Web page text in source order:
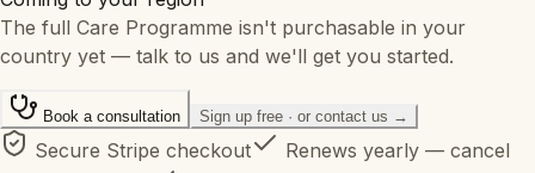
The full Care Programme isn't purchasable in your
country yet — talk to us and we'll get you started.
Book a consultation Sign up free · or contact us →
Secure Stripe checkout
Renews yearly — cancel